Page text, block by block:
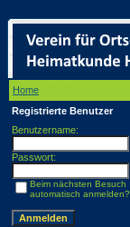
Home
Registrierte Benutzer
Benutzername:
Passwort:
Beim nächsten Besuch
automatisch anmelden?